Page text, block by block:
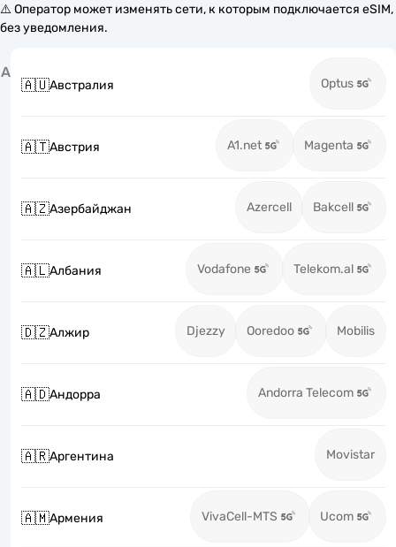
⚠️ Оператор может изменять сети, к которым подключается eSIM,
без уведомления.
А
🇦🇺Австралия Optus
🇦🇹Австрия A1.net Magenta
🇦🇿Азербайджан Azercell Bakcell
🇦🇱Албания Vodafone Telekom.al
🇩🇿Алжир Djezzy Ooredoo Mobilis
🇦🇩Андорра Andorra Telecom
🇦🇷Аргентина Movistar
🇦🇲Армения VivaCell-MTS Ucom